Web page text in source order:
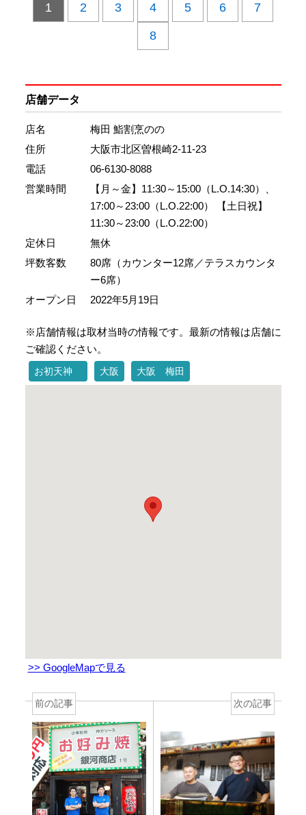
1 2 3 4 5 6 7
8
店舗データ
店名
梅田 鮨割烹のの
住所
大阪市北区曽根崎2-11-23
電話
06-6130-8088
営業時間
【月～金】11:30～15:00（L.O.14:30）、
17:00～23:00（L.O.22:00） 【土日祝】
11:30～23:00（L.O.22:00）
定休日
無休
坪数客数
80席（カウンター12席／テラスカウンタ
ー6席）
オープン日
2022年5月19日
※店舗情報は取材当時の情報です。最新の情報は店舗に
ご確認ください。
お初天神 大阪 大阪 梅田
>> GoogleMapで見る
前の記事 次の記事